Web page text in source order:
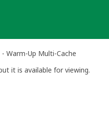
Warm-Up Multi-Cache
it is available for viewing.